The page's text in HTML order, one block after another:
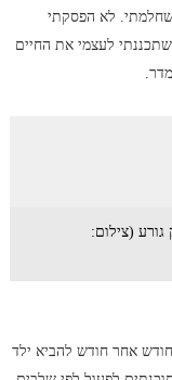
לא הפסקתי
לעצמי את החיים
(צילום:
אחר חודש להביא ילד